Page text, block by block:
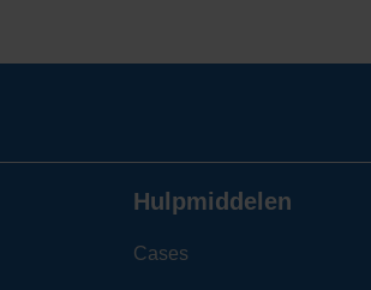
Hulpmiddelen
Cases